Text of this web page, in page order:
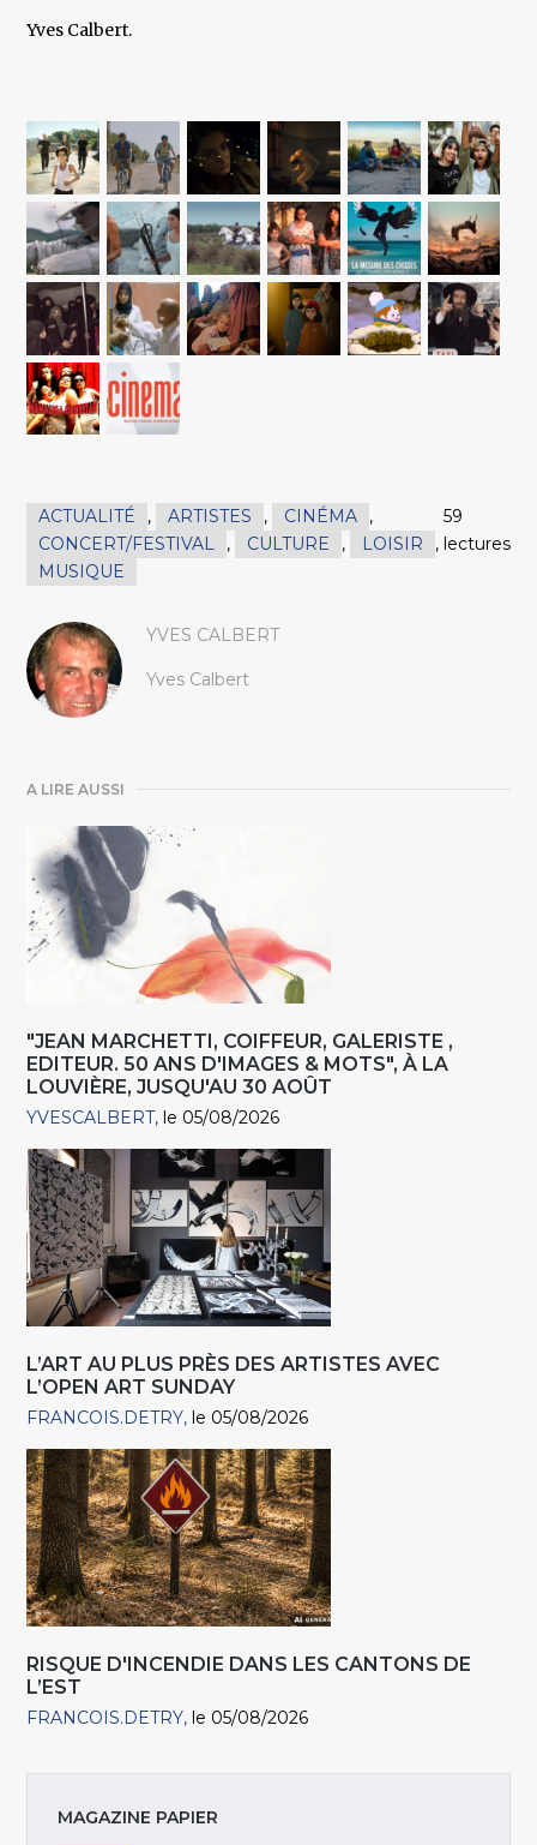
Yves Calbert.
ACTUALITÉ , ARTISTES , CINÉMA
,
CONCERT/FESTIVAL
, CULTURE , LOISIR
,
MUSIQUE
59
lectures
YVES CALBERT
Yves Calbert
A LIRE AUSSI
"JEAN MARCHETTI, COIFFEUR, GALERISTE ,
EDITEUR. 50 ANS D'IMAGES & MOTS", À LA
LOUVIÈRE, JUSQU'AU 30 AOÛT
YVESCALBERT le 05/08/2026
L’ART AU PLUS PRÈS DES ARTISTES AVEC
L’OPEN ART SUNDAY
FRANCOIS.DETRY le 05/08/2026
RISQUE D'INCENDIE DANS LES CANTONS DE
L’EST
FRANCOIS.DETRY le 05/08/2026
MAGAZINE PAPIER